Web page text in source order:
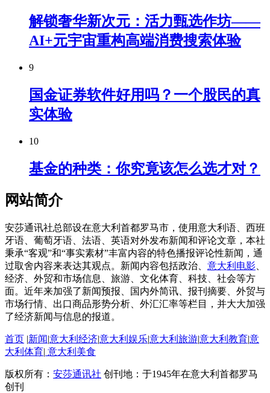
解锁奢华新次元：活力甄选作坊——
AI+元宇宙重构高端消费搜索体验
9
国金证券软件好用吗？一个股民的真
实体验
10
基金的种类：你究竟该怎么选才对？
网站简介
安莎通讯社总部设在意大利首都罗马市，使用意大利语、西班
牙语、葡萄牙语、法语、英语对外发布新闻和评论文章，本社
秉承“客观”和“事实素材”丰富内容的特色播报评论性新闻，通
过取舍内容来表达其观点。新闻内容包括政治、 意大利电影
经济、外贸和市场信息、旅游、文化体育、科技、社会等方
面。近年来加强了新闻预报、国内外简讯、报刊摘要、外贸与
市场行情、出口商品形势分析、外汇汇率等栏目，并大大加强
了经济新闻与信息的报道。
首页 |新闻|意大利经济|意大利娱乐|意大利旅游|意大利教育|意
大利体育| 意大利美食
版权所有： 安莎通讯社 创刊地：于1945年在意大利首都罗马
创刊